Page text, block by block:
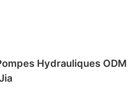
Hydrauliques ODM